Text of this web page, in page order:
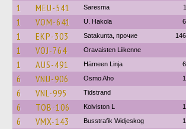
1 MEU-541 Saresma
1 VOM-641 U. Hakola
1 EKP-303 Satakunta, прочие
1 VOJ-764 Oravaisten Liikenne
1 AUS-491 Hämeen Linja
6 VNU-906 Osmo Aho
6 VNL-995 Tidstrand
6 TOB-106 Koiviston L
6 VMX-143 Busstrafik Widjeskog